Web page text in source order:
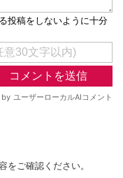
をご確認ください。